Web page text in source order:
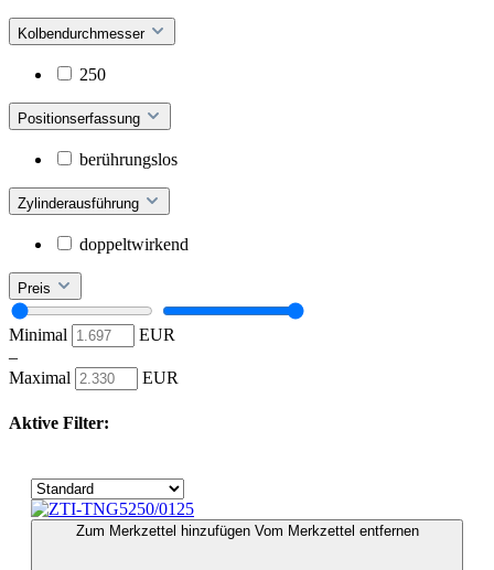
Kolbendurchmesser
250
Positionserfassung
berührungslos
Zylinderausführung
doppeltwirkend
Preis
Minimal
EUR
–
Maximal
EUR
Aktive Filter:
Zum Merkzettel hinzufügen Vom Merkzettel entfernen